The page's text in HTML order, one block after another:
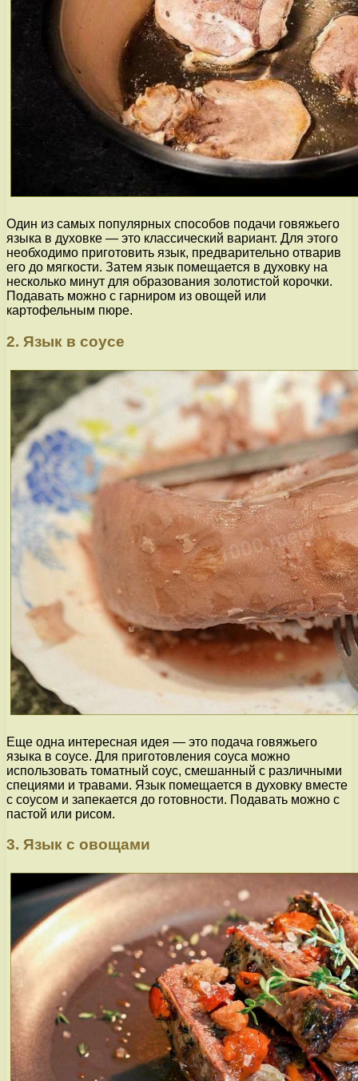
Один из самых популярных способов подачи говяжьего
языка в духовке — это классический вариант. Для этого
необходимо приготовить язык, предварительно отварив
его до мягкости. Затем язык помещается в духовку на
несколько минут для образования золотистой корочки.
Подавать можно с гарниром из овощей или
картофельным пюре.
2. Язык в соусе
Еще одна интересная идея — это подача говяжьего
языка в соусе. Для приготовления соуса можно
использовать томатный соус, смешанный с различными
специями и травами. Язык помещается в духовку вместе
с соусом и запекается до готовности. Подавать можно с
пастой или рисом.
3. Язык с овощами